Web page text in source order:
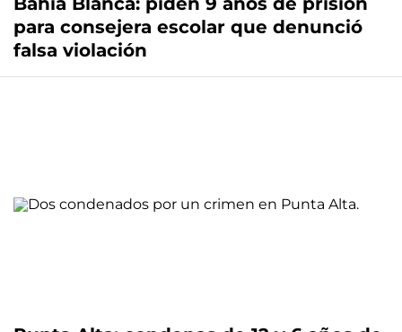
para consejera escolar que denunció
falsa violación